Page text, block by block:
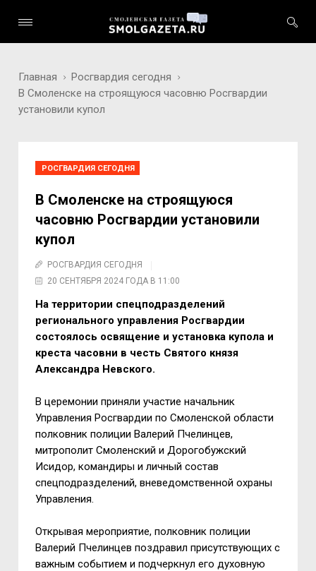
Главная
Росгвардия сегодня
В Смоленске на строящуюся часовню Росгвардии
установили купол
РОСГВАРДИЯ СЕГОДНЯ
В Смоленске на строящуюся
часовню Росгвардии установили
купол
РОСГВАРДИЯ СЕГОДНЯ
20 СЕНТЯБРЯ 2024 ГОДА В 11:00
На территории спецподразделений
регионального управления Росгвардии
состоялось освящение и установка купола и
креста часовни в честь Святого князя
Александра Невского.
В церемонии приняли участие начальник
Управления Росгвардии по Смоленской области
полковник полиции Валерий Пчелинцев,
митрополит Смоленский и Дорогобужский
Исидор, командиры и личный состав
спецподразделений, вневедомственной охраны
Управления.
Открывая мероприятие, полковник полиции
Валерий Пчелинцев поздравил присутствующих с
важным событием и подчеркнул его духовную